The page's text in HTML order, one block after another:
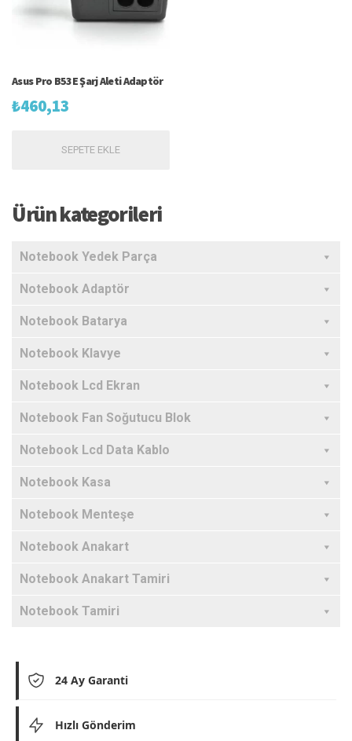
Asus Pro B53E Şarj Aleti Adaptör
₺460,13
SEPETE EKLE
Ürün kategorileri
Notebook Yedek Parça
Notebook Adaptör
Notebook Batarya
Notebook Klavye
Notebook Lcd Ekran
Notebook Fan Soğutucu Blok
Notebook Lcd Data Kablo
Notebook Kasa
Notebook Menteşe
Notebook Anakart
Notebook Anakart Tamiri
Notebook Tamiri
24 Ay Garanti
Hızlı Gönderim